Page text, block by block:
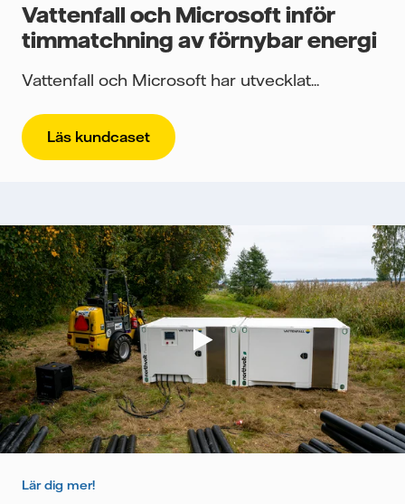
Vattenfall och Microsoft inför
timmatchning av förnybar energi
Vattenfall och Microsoft har utvecklat...
Läs kundcaset
Lär dig mer!